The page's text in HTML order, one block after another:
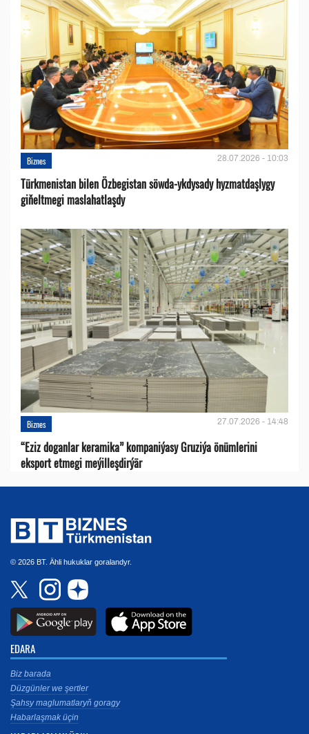
Biznes 28.07.2026 - 10:03
Türkmenistan bilen Özbegistan söwda-ykdysady hyzmatdaşlygy
giňeltmegi maslahatlaşdy
Biznes 27.07.2026 - 14:48
“Eziz doganlar keramika” kompaniýasy Gruziýa önümlerini
eksport etmegi meýilleşdirýär
© 2026 BT. Ähli hukuklar goralandyr.
EDARA
Biz barada
Düzgünler we şertler
Şahsy maglumatlaryň goragy
Habarlaşmak üçin